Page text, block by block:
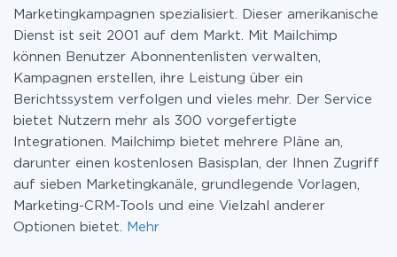
Marketingkampagnen spezialisiert. Dieser amerikanische
Dienst ist seit 2001 auf dem Markt. Mit Mailchimp
können Benutzer Abonnentenlisten verwalten,
Kampagnen erstellen, ihre Leistung über ein
Berichtssystem verfolgen und vieles mehr. Der Service
bietet Nutzern mehr als 300 vorgefertigte
Integrationen. Mailchimp bietet mehrere Pläne an,
darunter einen kostenlosen Basisplan, der Ihnen Zugriff
auf sieben Marketingkanäle, grundlegende Vorlagen,
Marketing-CRM-Tools und eine Vielzahl anderer
Optionen bietet.
Mehr